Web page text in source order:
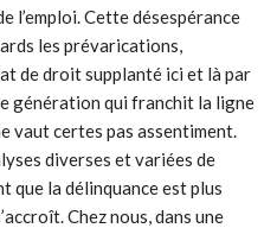
l’emploi. Cette désespérance
les prévarications,
de droit supplanté ici et là par
génération qui franchit la ligne
vaut certes pas assentiment.
diverses et variées de
la délinquance est plus
Chez nous, dans une